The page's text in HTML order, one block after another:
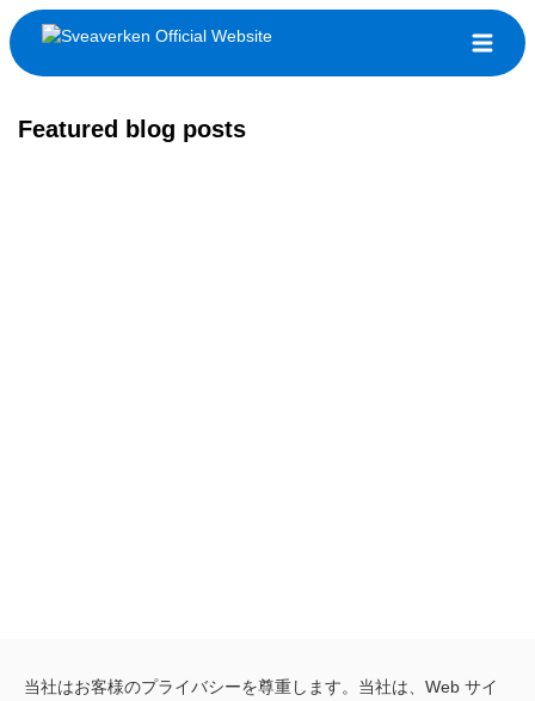
Featured blog posts
当社はお客様のプライバシーを尊重します。当社は、Web サイ